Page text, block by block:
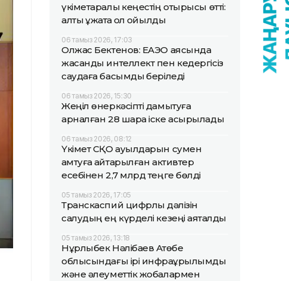
үкіметаралық кеңестің отырысы өтті:
алты құжатқа қол қойылды
06 тамыз 2026, 17:03
Олжас Бектенов: ЕАЭО аясында
жасанды интеллект пен кедергісіз
саудаға басымдық беріледі
06 тамыз 2026, 15:30
Жеңіл өнеркәсіпті дамытуға
арналған 28 шара іске асырылады
06 тамыз 2026, 08:12
Үкімет СҚО ауылдарын сумен
қамтуға қайтарылған активтер
есебінен 2,7 млрд теңге бөлді
05 тамыз 2026, 17:05
Транскаспий цифрлық дәлізін
салудың ең күрделі кезеңі аяқталды
05 тамыз 2026, 13:18
Нұрлыбек Нәлібаев Ақтөбе
облысындағы ірі инфрақұрылымдық
және әлеуметтік жобалармен